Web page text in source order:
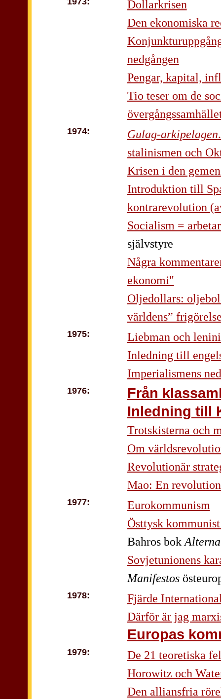
Dollarkrisen
Den ekonomiska
nedgången
Pengar, kapital,
Tio teser om de
1974: Gulag-arkipelagen
stalinismen och
Krisen i den
Introduktion till
kontrarevolution
Socialism =
självstyre
Några
ekonomi"
Oljedollars:
världens”
1975:
Liebman och
Inledning till
Imperialismens
1976:
Från
Inledning till
Trotskisterna och
Om
Revolutionär
Mao: En
1977:
Eurokommunism
Östtysk
Bahros bok
Sovjetunionens
Manifestos
1978:
Fjärde
Därför är jag
Europas
1979:
De 21 teoretiska
Horowitz och
Den alliansfria